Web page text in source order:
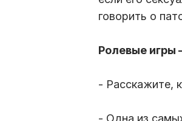
говорить о
Ролевые игры
- Расскажите,
- Одна из